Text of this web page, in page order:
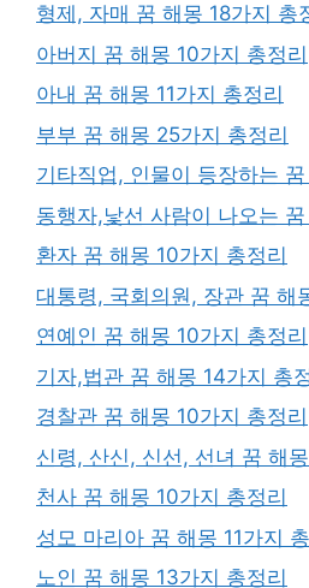
형제, 자매 꿈 해몽 18가지 총
아버지 꿈 해몽 10가지 총정리
아내 꿈 해몽 11가지 총정리
부부 꿈 해몽 25가지 총정리
기타직업, 인물이 등장하는
동행자,낯선 사람이 나오는
환자 꿈 해몽 10가지 총정리
대통령, 국회의원, 장관 꿈 해
연예인 꿈 해몽 10가지 총정리
기자,법관 꿈 해몽 14가지 총
경찰관 꿈 해몽 10가지 총정리
신령, 산신, 신선, 선녀 꿈 해
천사 꿈 해몽 10가지 총정리
성모 마리아 꿈 해몽 11가지
노인 꿈 해몽 13가지 총정리